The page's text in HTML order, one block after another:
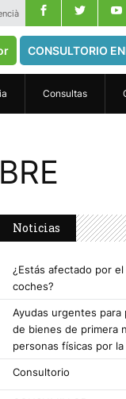
CONSULTORIO
Consultas
Noticias
¿Estás afectado por
coches?
Ayudas urgentes para
de bienes de primera
personas físicas por la
Consultorio